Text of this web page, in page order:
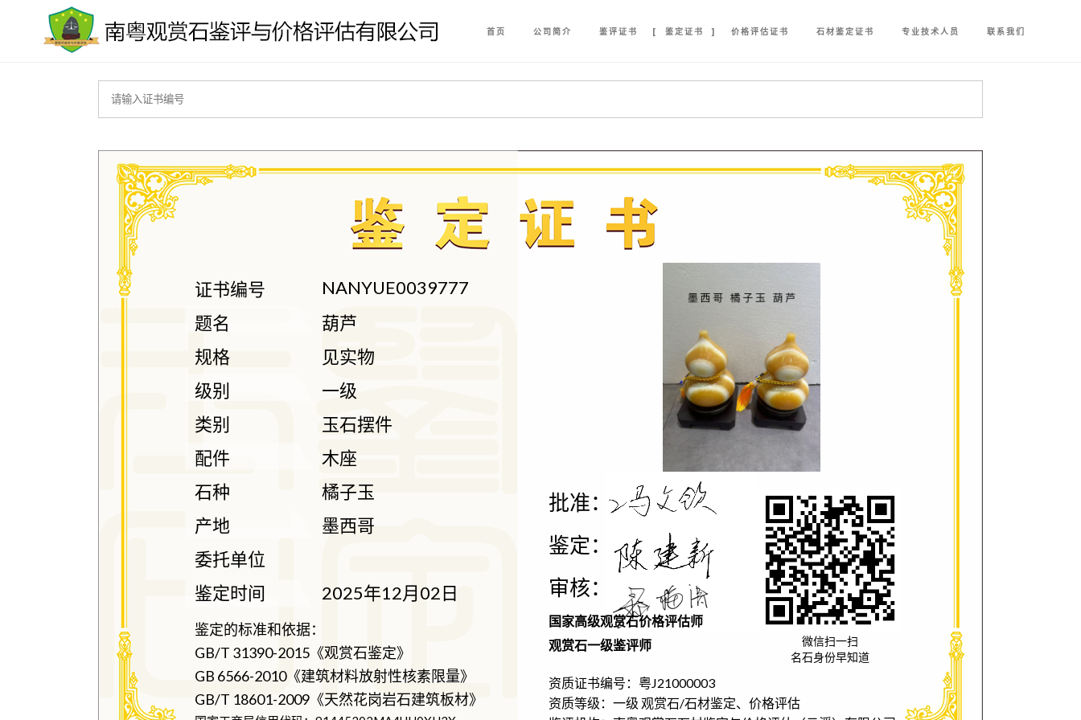
证书编号
NANYUE0039777
题名
葫芦
规格
见实物
级别
一级
类别
玉石摆件
配件
木座
石种
橘子玉
产地
墨西哥
委托单位
鉴定时间
2025年12月02日
鉴定的标准和依据：
GB/T 31390-2015《观赏石鉴定》
GB 6566-2010《建筑材料放射性核素限量》
GB/T 18601-2009《天然花岗岩石建筑板材》
微信扫一扫
名石身份早知道
批准：
鉴定：
审核：
国家高级观赏石价格评估师
观赏石一级鉴评师
资质证书编号：粤J21000003
资质等级：一级 观赏石/石材鉴定、价格评估
首页 公司简介 鉴评证书 鉴定证书 价格评估证书 石材鉴定证书 专业技术人员 联系我们